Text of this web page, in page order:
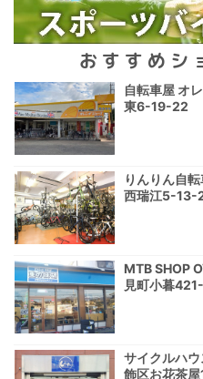
おすすめシ
自転車屋 オ
東6-19-22
りんりん自
西瑞江5-13-
MTB SHOP
見町小暮
サイクルハ
飾区お花茶